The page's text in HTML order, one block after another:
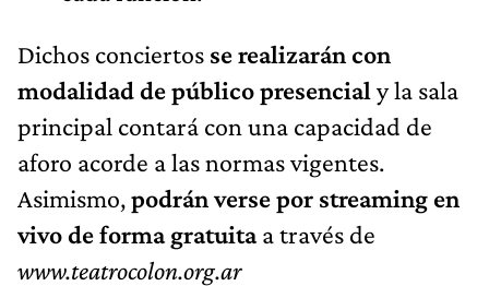
Dichos conciertos se realizarán con
modalidad de público presencial y la sala
principal contará con una capacidad de
aforo acorde a las normas vigentes.
Asimismo,podrán verse por streaming en
vivo de forma gratuitaa través de
www.teatrocolon.org.ar